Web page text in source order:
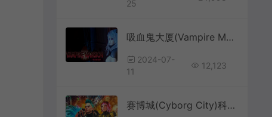
25
吸血鬼大厦(Vampire Mansion)密室恐怖逃脱游戏
2024-07-
11
12,123
赛博城(Cyborg City)科幻射击游戏|中文|攻略|视频|免费下载